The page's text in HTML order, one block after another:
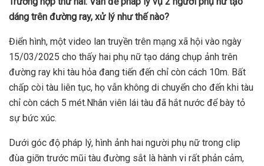
dáng trên đường ray, xử lý như thế nào?
Điển hình, một video lan truyền trên mạng xã hội vào ngày
15/03/2025 cho thấy hai phụ nữ tạo dáng chụp ảnh trên
đường ray khi tàu hỏa đang tiến đến chỉ còn cách 10m. Bất
chấp còi tàu liên tục, họ vẫn không di chuyển cho đến khi tàu
chỉ còn cách 5 mét.Nhân viên lái tàu đã hắt nước để bày tỏ
sự bức xúc.
Dưới góc độ pháp lý, hình ảnh hai người phụ nữ trong clip
đùa giỡn trước mũi tàu đường sắt là hành vi rất phản cảm,